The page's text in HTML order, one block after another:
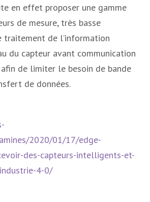
en effet proposer une gamme
de mesure, très basse
traitement de l’information
du capteur avant communication
de limiter le besoin de bande
de données.
2020/01/17/edge-
des-capteurs-intelligents-et-
4-0/